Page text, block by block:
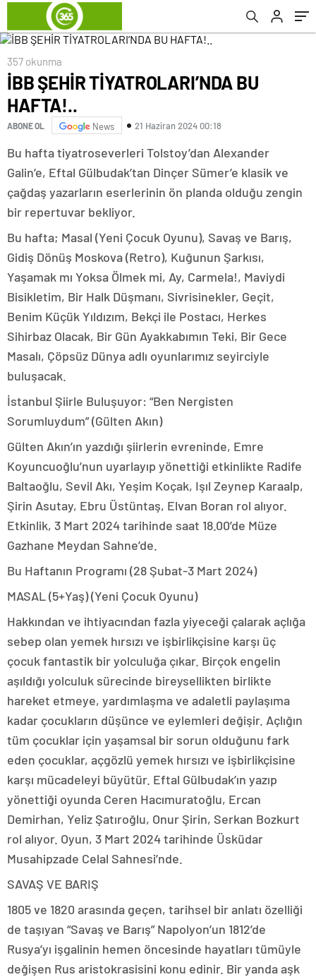
357 okunma
İBB ŞEHİR TİYATROLARI’NDA BU
HAFTA!..
ABONE OL News 21 Haziran 2024 00:18
Bu hafta tiyatroseverleri Tolstoy’dan Alexander
Galin’e, Eftal Gülbudak’tan Dinçer Sümer’e klasik ve
çağdaş yazarların eserlerinin ön planda olduğu zengin
bir repertuvar bekliyor.
Bu hafta; Masal (Yeni Çocuk Oyunu), Savaş ve Barış,
Gidiş Dönüş Moskova (Retro), Kuğunun Şarkısı,
Yaşamak mı Yoksa Ölmek mi, Ay, Carmela!, Maviydi
Bisikletim, Bir Halk Düşmanı, Sivrisinekler, Geçit,
Benim Küçük Yıldızım, Bekçi ile Postacı, Herkes
Sihirbaz Olacak, Bir Gün Ayakkabımın Teki, Bir Gece
Masalı, Çöpsüz Dünya adlı oyunlarımız seyirciyle
buluşacak.
İstanbul Şiirle Buluşuyor: “Ben Nergisten
Sorumluydum” (Gülten Akın)
Gülten Akın’ın yazdığı şiirlerin evreninde, Emre
Koyuncuoğlu’nun uyarlayıp yönettiği etkinlikte Radife
Baltaoğlu, Sevil Akı, Yeşim Koçak, Işıl Zeynep Karaalp,
Şirin Asutay, Ebru Üstüntaş, Elvan Boran rol alıyor.
Etkinlik, 3 Mart 2024 tarihinde saat 18.00’de Müze
Gazhane Meydan Sahne’de.
Bu Haftanın Programı (28 Şubat-3 Mart 2024)
MASAL (5+Yaş) (Yeni Çocuk Oyunu)
Hakkından ve ihtiyacından fazla yiyeceği çalarak açlığa
sebep olan yemek hırsızı ve işbirlikçisine karşı üç
çocuk fantastik bir yolculuğa çıkar. Birçok engelin
aşıldığı yolculuk sürecinde bireysellikten birlikte
hareket etmeye, yardımlaşma ve adaletli paylaşıma
kadar çocukların düşünce ve eylemleri değişir. Açlığın
tüm çocuklar için yaşamsal bir sorun olduğunu fark
eden çocuklar, açgözlü yemek hırsızı ve işbirlikçisine
karşı mücadeleyi büyütür. Eftal Gülbudak’ın yazıp
yönettiği oyunda Ceren Hacımuratoğlu, Ercan
Demirhan, Yeliz Şatıroğlu, Onur Şirin, Serkan Bozkurt
rol alıyor. Oyun, 3 Mart 2024 tarihinde Üsküdar
Musahipzade Celal Sahnesi’nde.
SAVAŞ VE BARIŞ
1805 ve 1820 arasında geçen, tarihsel bir anlatı özelliği
de taşıyan “Savaş ve Barış” Napolyon’un 1812’de
Rusya’yı işgalinin hemen öncesinde hayatları tümüyle
değişen Rus aristokrasisini konu edinir. Bir yanda aşk